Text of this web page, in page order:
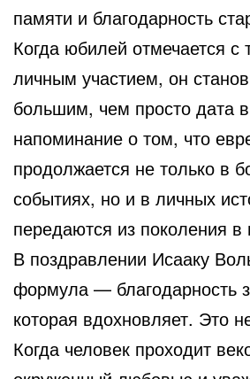
памяти и благодарность
Когда юбилей отмечается с
личным участием, он
большим, чем просто дата
напоминание о том, что
продолжается не только в
событиях, но и в личных
передаются из поколения в
В поздравлении Исааку
формула — благодарность
которая вдохновляет. Это
Когда человек проходит